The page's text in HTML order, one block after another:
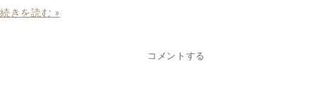
続きを読む »
コメントする